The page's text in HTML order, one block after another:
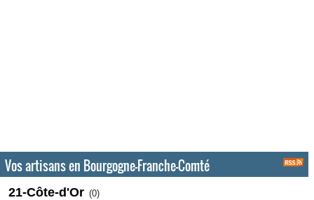
Vos artisans en Bourgogne-Franche-Comté
21-Côte-d'Or (0)